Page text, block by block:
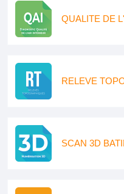
QUALITE DE
RELEVE
SCAN 3D